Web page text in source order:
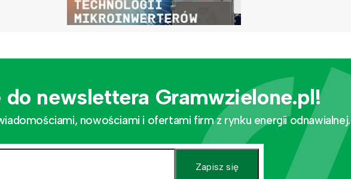
do newslettera Gramwzielone.pl!
nowościami i ofertami firm z rynku energii odnawialnej.
Zapisz się